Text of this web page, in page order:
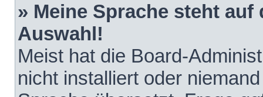
» Meine Sprache steht
Auswahl!
Meist hat die Board-
nicht installiert oder